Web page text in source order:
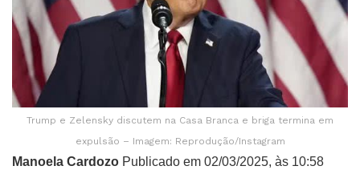
Trump e Zelensky discutem na Casa Branca e briga termina em
expulsão – Imagem: Reprodução/Instagram
Manoela Cardozo Publicado em 02/03/2025, às 10:58